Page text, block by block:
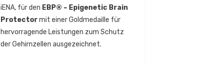
iENA, für den EBP® – Epigenetic Brain
Protectormit einer Goldmedaille für
hervorragende Leistungen zum Schutz
der Gehirnzellen ausgezeichnet.